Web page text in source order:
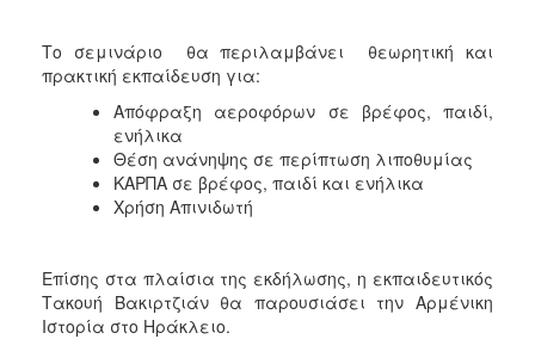
ΠΟΛΙΤΙΣΜΟΣ
Το σεμινάριο θα περιλαμβάνει θεωρητική και
πρακτική εκπαίδευση για:
Απόφραξη αεροφόρων σε βρέφος, παιδί,
ενήλικα
Θέση ανάνηψης σε περίπτωση λιποθυμίας
ΚΑΡΠΑ σε βρέφος, παιδί και ενήλικα
Χρήση Απινιδωτή
Επίσης στα πλαίσια της εκδήλωσης, η εκπαιδευτικός
Τακουή Βακιρτζιάν θα παρουσιάσει την Αρμένικη
Ιστορία στο Ηράκλειο.